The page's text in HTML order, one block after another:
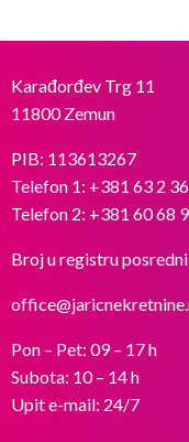
Karađorđev Trg 11
11800 Zemun
PIB: 113613267
Telefon 1: +381 63 2
Telefon 2: +381 60 68
Broj u registru
Pon – Pet: 09 – 17 h
Subota: 10 – 14 h
Upit e-mail: 24/7